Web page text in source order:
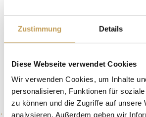
Zustimmung Details
Diese Webseite verwendet Cookies
Wir verwenden Cookies, um Inhalte
personalisieren, Funktionen für
zu können und die Zugriffe auf unsere
analysieren. Außerdem geben wir
> MERKEN >
Sofort versandfertig, Lieferzeit 4-6
ALLE PREISE VERSTEHEN SICH
WEIN AUS DEUTSCHLAND –